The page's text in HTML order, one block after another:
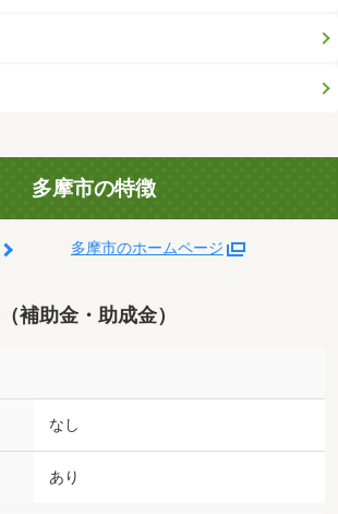
多摩市の特徴
多摩市のホームページ
補助金・助成金）
なし
あり